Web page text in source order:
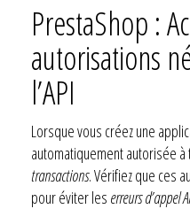
PrestaShop :
autorisations
l’API
Lorsque vous créez une
automatiquement autorisée
transactions. Vérifiez que ces
pour éviter les erreurs d’appel